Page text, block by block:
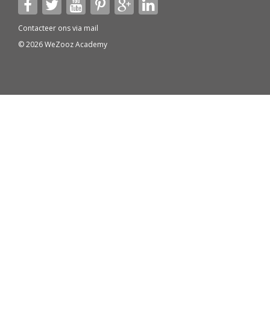
Contacteer ons via mail
© 2026 WeZooz Academy